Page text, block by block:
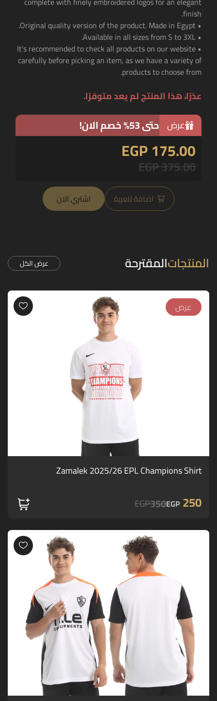
finish.
• Original quality version of the product. Made in Egypt.
• Available in all sizes from S to 3XL.
• It’s recommended to check all products on our website
carefully before picking an item, as we have a variety of
products to choose from.
عذرًا، هذا المنتج لم يعد متوفرًا.
عرض حتى 53% خصم الان!
EGP 175.00
EGP 375.00
اضافة للعربة اشتري الان
المنتجاتالمقترحة عرض الكل
عرض
Zamalek 2025/26 EPL Champions Shirt
250
EGP
350
EGP